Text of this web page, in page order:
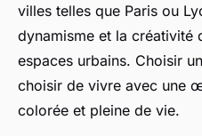
villes telles que Paris ou
dynamisme et la créativité
espaces urbains. Choisir un
choisir de vivre avec une
colorée et pleine de vie.